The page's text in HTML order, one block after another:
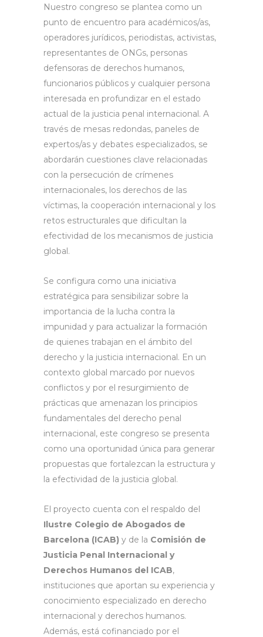
Nuestro congreso se plantea como un
punto de encuentro para académicos/as,
operadores jurídicos, periodistas, activistas,
representantes de ONGs, personas
defensoras de derechos humanos,
funcionarios públicos y cualquier persona
interesada en profundizar en el estado
actual de la justicia penal internacional. A
través de mesas redondas, paneles de
expertos/as y debates especializados, se
abordarán cuestiones clave relacionadas
con la persecución de crímenes
internacionales, los derechos de las
víctimas, la cooperación internacional y los
retos estructurales que dificultan la
efectividad de los mecanismos de justicia
global.
Se configura como una iniciativa
estratégica para sensibilizar sobre la
importancia de la lucha contra la
impunidad y para actualizar la formación
de quienes trabajan en el ámbito del
derecho y la justicia internacional. En un
contexto global marcado por nuevos
conflictos y por el resurgimiento de
prácticas que amenazan los principios
fundamentales del derecho penal
internacional, este congreso se presenta
como una oportunidad única para generar
propuestas que fortalezcan la estructura y
la efectividad de la justicia global.
El proyecto cuenta con el respaldo del
Ilustre Colegio de Abogados de
Barcelona (ICAB) y de la Comisión de
Justicia Penal Internacional y
Derechos Humanos del ICAB,
instituciones que aportan su experiencia y
conocimiento especializado en derecho
internacional y derechos humanos.
Además, está cofinanciado por el